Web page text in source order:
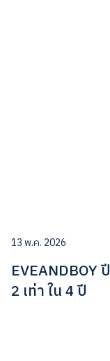
13 พ.ค. 2026
EVEANDBOY
2 เท่า ใน 4 ปี